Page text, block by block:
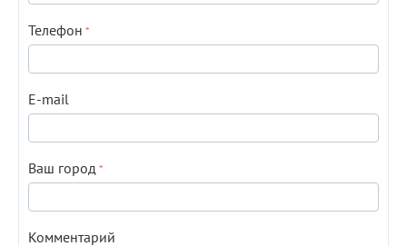
Телефон
E-mail
Ваш город
Комментарий